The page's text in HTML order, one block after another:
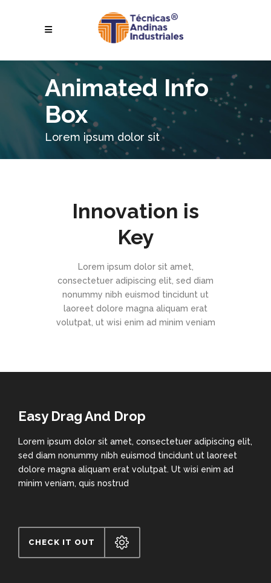
Animated Info
Box
Lorem ipsum dolor sit
Innovation is
Key
Lorem ipsum dolor sit amet,
consectetuer adipiscing elit, sed diam
nonummy nibh euismod tincidunt ut
laoreet dolore magna aliquam erat
volutpat, ut wisi enim ad minim veniam
Easy Drag And Drop
Lorem ipsum dolor sit amet, consectetuer adipiscing elit,
sed diam nonummy nibh euismod tincidunt ut laoreet
dolore magna aliquam erat volutpat. Ut wisi enim ad
minim veniam, quis nostrud
CHECK IT OUT